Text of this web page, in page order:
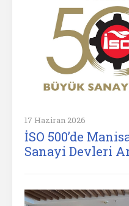
17 Haziran 2026
İSO 500’de
Sanayi Devleri